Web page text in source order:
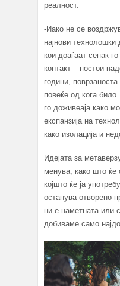
реалност.
-Иако не се
најнови технолошки
кои доаѓаат сепак
контакт – постои
години,
повеќе од кога
го доживеаја како
експанзија на
како изолација и
Идејата за
менува, како што ќе
којшто ќе ја
останува отворено
ни е наметната или
добиваме само